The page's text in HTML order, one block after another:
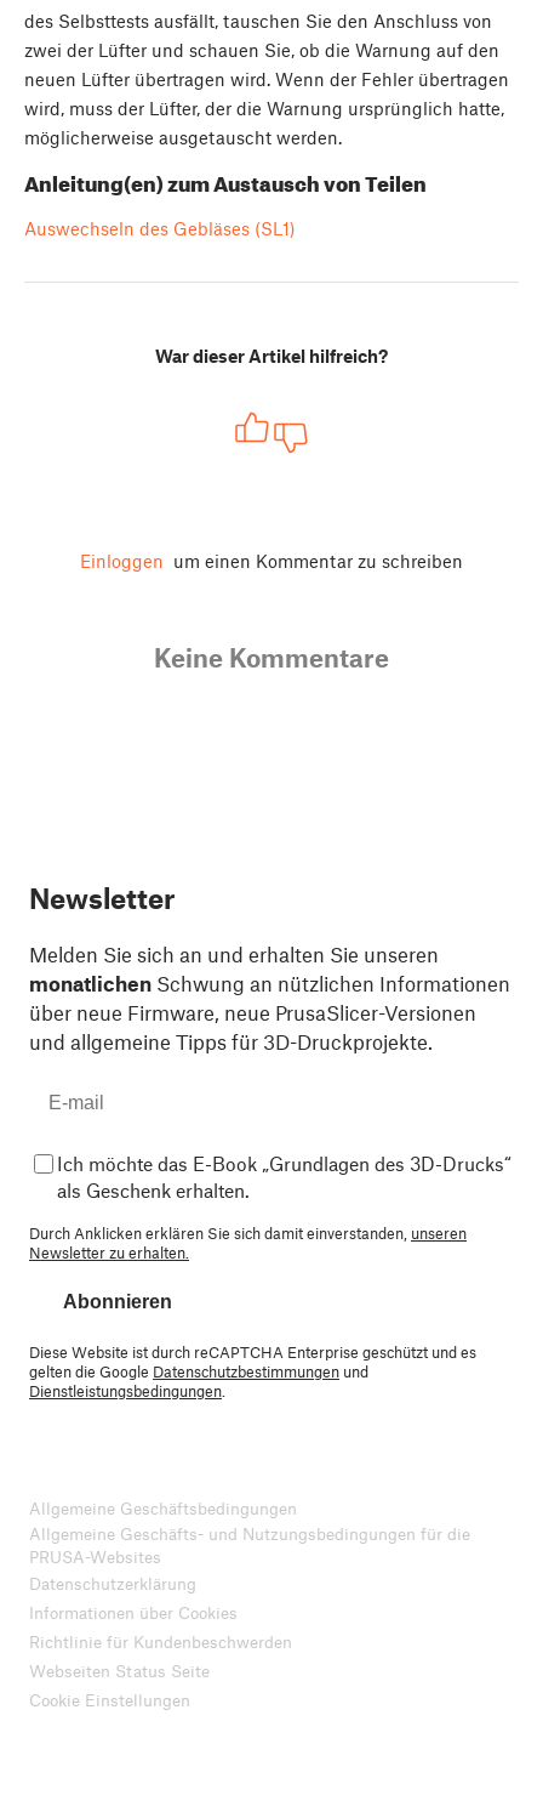
des Selbsttests ausfällt, tauschen Sie den Anschluss von
zwei der Lüfter und schauen Sie, ob die Warnung auf den
neuen Lüfter übertragen wird. Wenn der Fehler übertragen
wird, muss der Lüfter, der die Warnung ursprünglich hatte,
möglicherweise ausgetauscht werden.
Anleitung(en) zum Austausch von Teilen
Auswechseln des Gebläses (SL1)
War dieser Artikel hilfreich?
Einloggen um einen Kommentar zu schreiben
Keine Kommentare
Newsletter
Melden Sie sich an und erhalten Sie unseren
monatlichen Schwung an nützlichen Informationen
über neue Firmware, neue PrusaSlicer-Versionen
und allgemeine Tipps für 3D-Druckprojekte.
Ich möchte das E-Book „Grundlagen des 3D-Drucks“
als Geschenk erhalten.
Durch Anklicken erklären Sie sich damit einverstanden, unseren
Newsletter zu erhalten.
Abonnieren
Diese Website ist durch reCAPTCHA Enterprise geschützt und es
gelten die Google Datenschutzbestimmungen und
Dienstleistungsbedingungen
Allgemeine Geschäftsbedingungen
Allgemeine Geschäfts- und Nutzungsbedingungen für die
PRUSA-Websites
Datenschutzerklärung
Informationen über Cookies
Richtlinie für Kundenbeschwerden
Webseiten Status Seite
Cookie Einstellungen